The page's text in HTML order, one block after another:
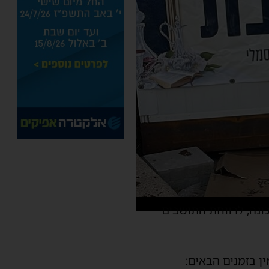
לרווחת התושבים